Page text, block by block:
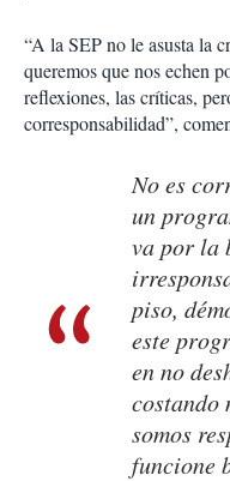
“A la SEP no le asusta la
queremos que nos echen
reflexiones, las críticas,
corresponsabilidad”,
No es
un
va por la
piso,
este
en no
costando
somos
funcione